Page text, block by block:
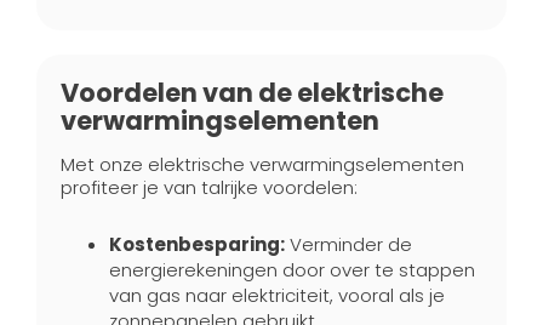
Voordelen van de elektrische
verwarmingselementen
Met onze elektrische verwarmingselementen
profiteer je van talrijke voordelen:
Kostenbesparing:Verminder de
energierekeningen door over te stappen
van gas naar elektriciteit, vooral als je